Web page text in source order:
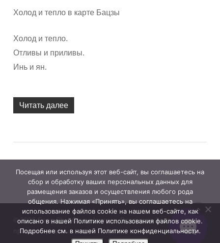
Холод и тепло в карте Бацзы
Холод и тепло.
Отливы и приливы.
Инь и ян.
Читать далее
© 2026 Feng Shui Crazy Journey. Владимир Захаров. Все
права защищены.
Посещая или используя этот веб-сайт, вы соглашаетесь на
сбор и обработку ваших персональных данных для
размещения заказов и осуществления любого рода
общения. Нажимая «Принять», вы соглашаетесь на
использование файлов cookie на нашем веб-сайте, как
описано в нашей Политике использования файлов cookie.
Подробнее см. в нашей Политике конфиденциальности.